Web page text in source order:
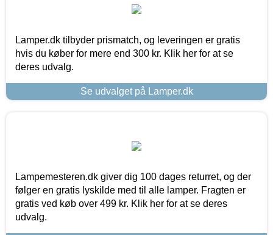
Lamper.dk tilbyder prismatch, og leveringen er gratis
hvis du køber for mere end 300 kr. Klik her for at se
deres udvalg.
Se udvalget på Lamper.dk
Lampemesteren.dk giver dig 100 dages returret, og der
følger en gratis lyskilde med til alle lamper. Fragten er
gratis ved køb over 499 kr. Klik her for at se deres
udvalg.